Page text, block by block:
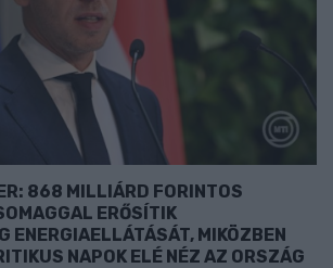
868 MILLIÁRD FORINTOS
ERŐSÍTIK
ENERGIAELLÁTÁSÁT, MIKÖZBEN
NAPOK ELÉ NÉZ AZ ORSZÁG